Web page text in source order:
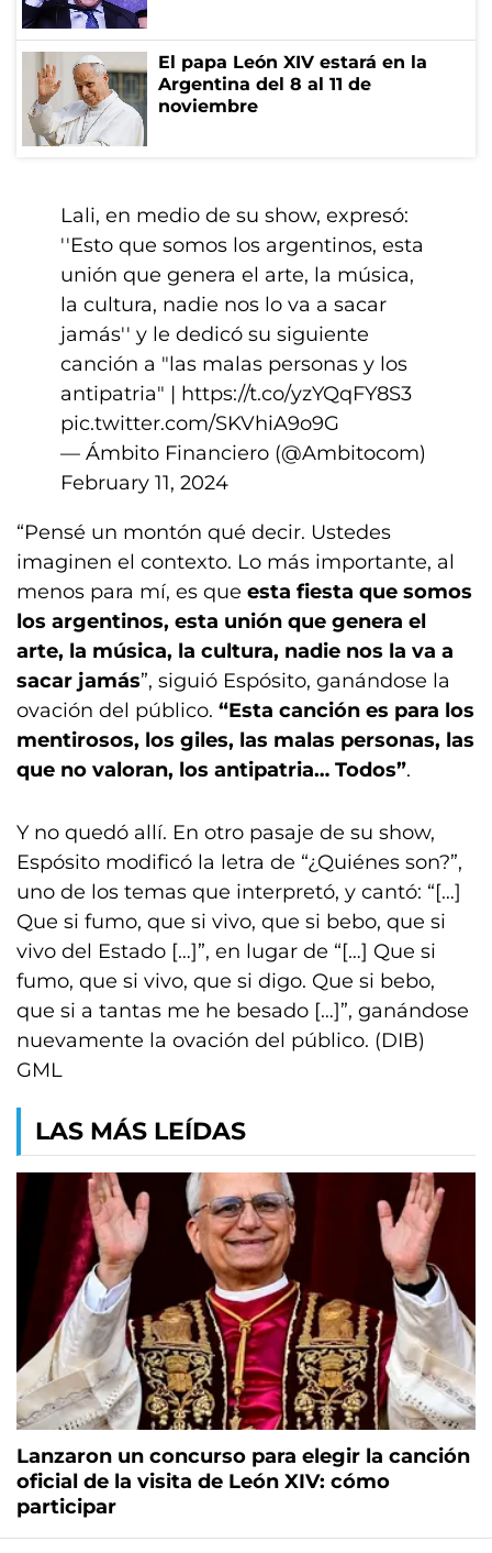
El papa León XIV estará en la
Argentina del 8 al 11 de
noviembre
Lali, en medio de su show, expresó:
''Esto que somos los argentinos, esta
unión que genera el arte, la música,
la cultura, nadie nos lo va a sacar
jamás'' y le dedicó su siguiente
canción a "las malas personas y los
antipatria" | https://t.co/yzYQqFY8S3
pic.twitter.com/SKVhiA9o9G
— Ámbito Financiero (@Ambitocom)
February 11, 2024
“Pensé un montón qué decir. Ustedes
imaginen el contexto. Lo más importante, al
menos para mí, es que esta fiesta que somos
los argentinos, esta unión que genera el
arte, la música, la cultura, nadie nos la va a
sacar jamás”, siguió Espósito, ganándose la
ovación del público. “Esta canción es para los
mentirosos, los giles, las malas personas, las
que no valoran, los antipatria… Todos”.
Y no quedó allí. En otro pasaje de su show,
Espósito modificó la letra de “¿Quiénes son?”,
uno de los temas que interpretó, y cantó: “[…]
Que si fumo, que si vivo, que si bebo, que si
vivo del Estado […]”, en lugar de “[…] Que si
fumo, que si vivo, que si digo. Que si bebo,
que si a tantas me he besado […]”, ganándose
nuevamente la ovación del público. (DIB)
GML
LAS MÁS LEÍDAS
Lanzaron un concurso para elegir la canción
oficial de la visita de León XIV: cómo
participar